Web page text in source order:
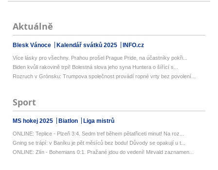
Aktuálně
Blesk Vánoce Kalendář svátků 2025 INFO.cz
Více lásky pro všechny. Prahou prošel Prague Pride, na účastníky pokři...
Biden kvůli rakovině trpí! Bolestná slova jeho syna Huntera o šířící s...
Rozruch v Grónsku: Trumpova společnost provádí ropné vrty bez povolení...
Sport
MS hokej 2025 Biatlon Liga mistrů
ONLINE: Teplice - Plzeň 3:4. Sedm tref během pětatřiceti minut! Na roz...
Gning se trápí: v Baníku je pět měsíců bez bodu! Důvody se opakují u t...
ONLINE: Zlín - Bohemians 0:1. Pražané jdou do vedení! Mirvald zaznamen...